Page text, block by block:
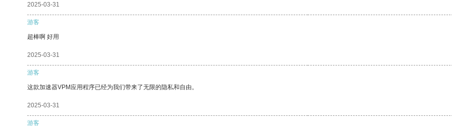
2025-03-31
游客
超棒啊 好用
2025-03-31
游客
这款加速器VPM应用程序已经为我们带来了无限的隐私和自由。
2025-03-31
游客